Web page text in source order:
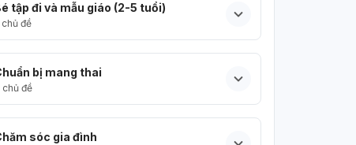
tập đi và mẫu giáo (2-5 tuổi)
chủ đề
bị mang thai
chủ đề
sóc gia đình